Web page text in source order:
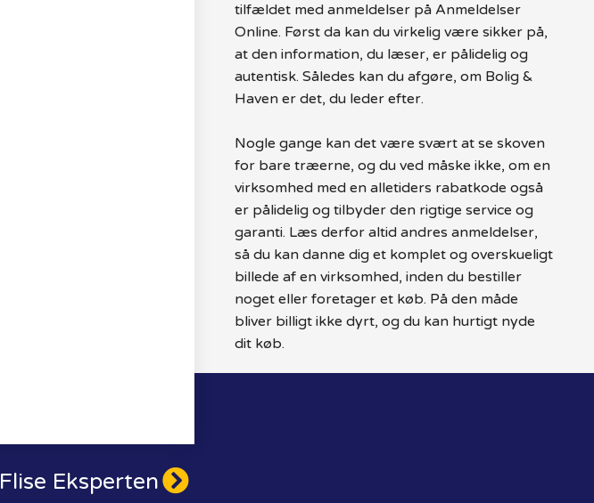
tilfældet med anmeldelser på Anmeldelser
Online. Først da kan du virkelig være sikker på,
at den information, du læser, er pålidelig og
autentisk. Således kan du afgøre, om Bolig &
Haven er det, du leder efter.
Nogle gange kan det være svært at se skoven
for bare træerne, og du ved måske ikke, om en
virksomhed med en alletiders rabatkode også
er pålidelig og tilbyder den rigtige service og
garanti. Læs derfor altid andres anmeldelser,
så du kan danne dig et komplet og overskueligt
billede af en virksomhed, inden du bestiller
noget eller foretager et køb. På den måde
bliver billigt ikke dyrt, og du kan hurtigt nyde
dit køb.
Eksperten